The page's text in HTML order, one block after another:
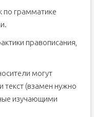
по грамматике
правописания,
могут
текст (взамен нужно
изучающими